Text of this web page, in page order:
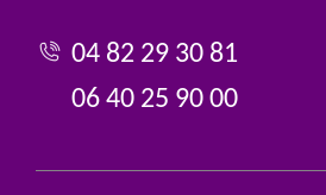
04 82 29 30 81
06 40 25 90 00